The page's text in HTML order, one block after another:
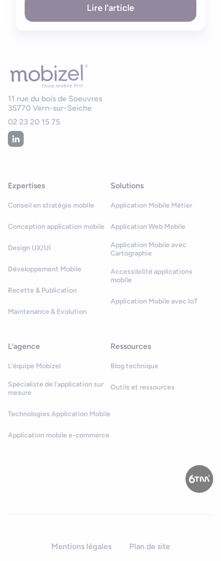
Lire l'article
11 rue du bois de Soeuvres
35770 Vern-sur-Seiche
02 23 20 15 75
Expertises
Conseil en stratégie mobile
Conception application mobile
Design UX/UI
Développement Mobile
Recette & Publication
Maintenance & Evolution
Solutions
Application Mobile Métier
Application Web Mobile
Application Mobile avec
Cartographie
Accessibilité applications
mobile
Application Mobile avec IoT
L’agence
L’équipe Mobizel
Spécialiste de l’application sur
mesure
Technologies Application Mobile
Application mobile e-commerce
Ressources
Blog technique
Outils et ressources
Mentions légales Plan de site